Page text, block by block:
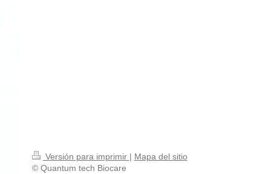
Versión para imprimir | Mapa del sitio
© Quantum tech Biocare